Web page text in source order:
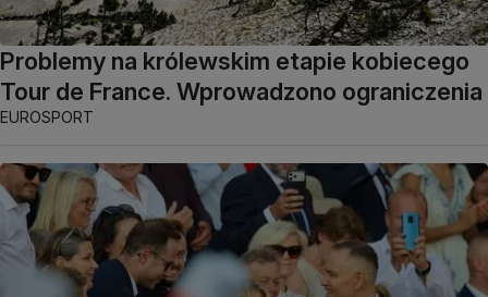
Problemy na królewskim etapie kobiecego
Tour de France. Wprowadzono ograniczenia
EUROSPORT